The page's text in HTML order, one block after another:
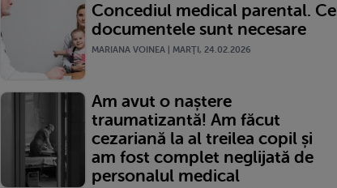
Concediul medical parental. Ce
documentele sunt necesare
MARIANA VOINEA | MARŢI, 24.02.2026
Am avut o naștere
traumatizantă! Am făcut
cezariană la al treilea copil și
am fost complet neglijată de
personalul medical